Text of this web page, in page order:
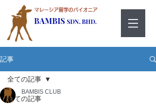
マレーシア留学のパイオニア
BAMBIS SDN. BHD.
記事
全ての記事
全ての記事
BAMBIS CLUB